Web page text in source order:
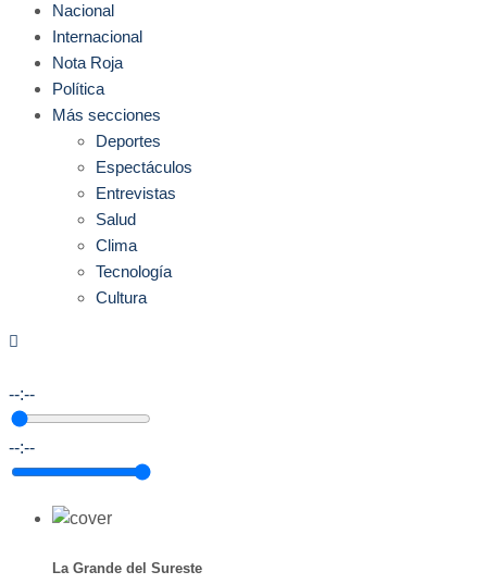
Nacional
Internacional
Nota Roja
Política
Más secciones
Deportes
Espectáculos
Entrevistas
Salud
Clima
Tecnología
Cultura
--:--
--:--
La Grande del Sureste